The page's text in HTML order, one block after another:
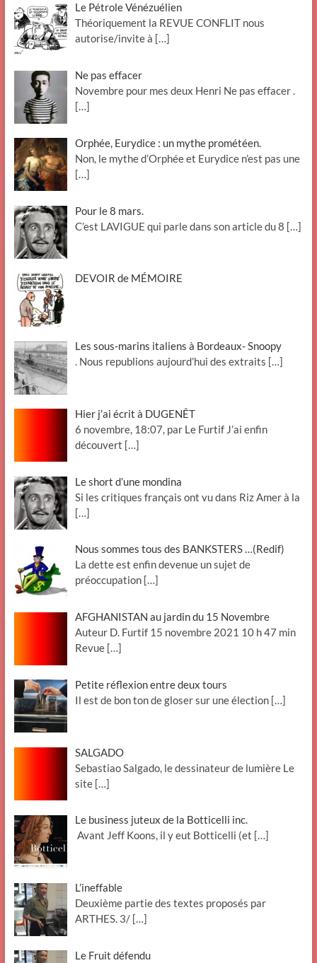
Le Pétrole Vénézuélien
Théoriquement la REVUE CONFLIT nous
autorise/invite à […]
Ne pas effacer
Novembre pour mes deux Henri Ne pas effacer .
[…]
Orphée, Eurydice : un mythe prométéen.
Non, le mythe d’Orphée et Eurydice n’est pas une
[…]
Pour le 8 mars.
C’est LAVIGUE qui parle dans son article du 8 […]
DEVOIR de MÉMOIRE
Les sous-marins italiens à Bordeaux- Snoopy
. Nous republions aujourd’hui des extraits […]
Hier j’ai écrit à DUGENÊT
6 novembre, 18:07, par Le Furtif J’ai enfin
découvert […]
Le short d’une mondina
Si les critiques français ont vu dans Riz Amer à la
[…]
Nous sommes tous des BANKSTERS …(Redif)
La dette est enfin devenue un sujet de
préoccupation […]
AFGHANISTAN au jardin du 15 Novembre
Auteur D. Furtif 15 novembre 2021 10 h 47 min
Revue […]
Petite réflexion entre deux tours
Il est de bon ton de gloser sur une élection […]
SALGADO
Sebastiao Salgado, le dessinateur de lumière Le
site […]
Le business juteux de la Botticelli inc.
Avant Jeff Koons, il y eut Botticelli (et […]
L’ineffable
Deuxième partie des textes proposés par
ARTHES. 3/ […]
Le Fruit défendu